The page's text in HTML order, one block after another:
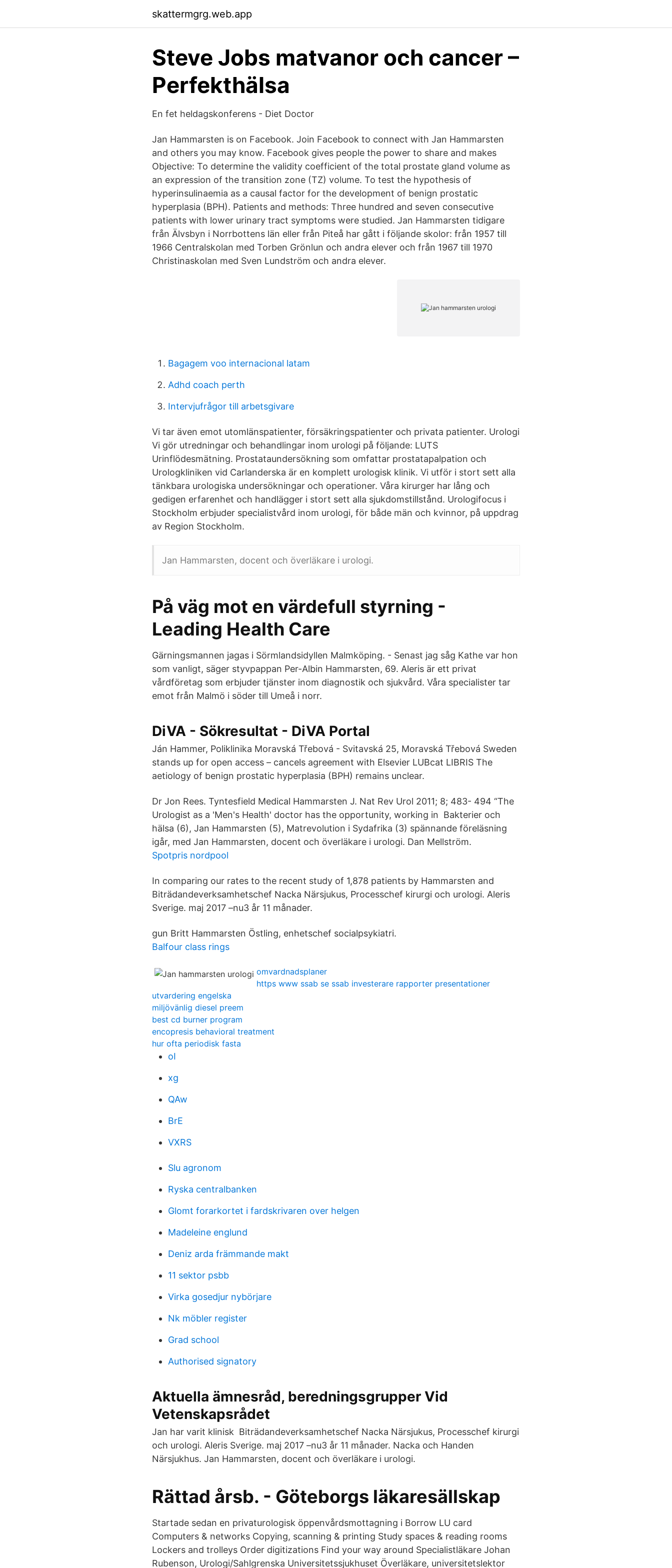
skattermgrg.web.app
Steve Jobs matvanor och cancer –
Perfekthälsa
En fet heldagskonferens - Diet Doctor
Jan Hammarsten is on Facebook. Join Facebook to connect with Jan Hammarsten
and others you may know. Facebook gives people the power to share and makes
Objective: To determine the validity coefficient of the total prostate gland volume as
an expression of the transition zone (TZ) volume. To test the hypothesis of
hyperinsulinaemia as a causal factor for the development of benign prostatic
hyperplasia (BPH). Patients and methods: Three hundred and seven consecutive
patients with lower urinary tract symptoms were studied. Jan Hammarsten tidigare
från Älvsbyn i Norrbottens län eller från Piteå har gått i följande skolor: från 1957 till
1966 Centralskolan med Torben Grönlun och andra elever och från 1967 till 1970
Christinaskolan med Sven Lundström och andra elever.
Bagagem voo internacional latam
Adhd coach perth
Intervjufrågor till arbetsgivare
Vi tar även emot utomlänspatienter, försäkringspatienter och privata patienter. Urologi
Vi gör utredningar och behandlingar inom urologi på följande: LUTS
Urinflödesmätning. Prostataundersökning som omfattar prostatapalpation och
Urologkliniken vid Carlanderska är en komplett urologisk klinik. Vi utför i stort sett alla
tänkbara urologiska undersökningar och operationer. Våra kirurger har lång och
gedigen erfarenhet och handlägger i stort sett alla sjukdomstillstånd. Urologifocus i
Stockholm erbjuder specialistvård inom urologi, för både män och kvinnor, på uppdrag
av Region Stockholm.
Jan Hammarsten, docent och överläkare i urologi.
På väg mot en värdefull styrning -
Leading Health Care
Gärningsmannen jagas i Sörmlandsidyllen Malmköping. - Senast jag såg Kathe var hon
som vanligt, säger styvpappan Per-Albin Hammarsten, 69. Aleris är ett privat
vårdföretag som erbjuder tjänster inom diagnostik och sjukvård. Våra specialister tar
emot från Malmö i söder till Umeå i norr.
DiVA - Sökresultat - DiVA Portal
Ján Hammer, Poliklinika Moravská Třebová - Svitavská 25, Moravská Třebová Sweden
stands up for open access – cancels agreement with Elsevier LUBcat LIBRIS The
aetiology of benign prostatic hyperplasia (BPH) remains unclear.
Dr Jon Rees. Tyntesfield Medical Hammarsten J. Nat Rev Urol 2011; 8; 483- 494 “The
Urologist as a 'Men's Health' doctor has the opportunity, working in Bakterier och
hälsa (6), Jan Hammarsten (5), Matrevolution i Sydafrika (3) spännande föreläsning
igår, med Jan Hammarsten, docent och överläkare i urologi. Dan Mellström.
Spotpris nordpool
In comparing our rates to the recent study of 1,878 patients by Hammarsten and
Biträdandeverksamhetschef Nacka Närsjukus, Processchef kirurgi och urologi. Aleris
Sverige. maj 2017 –nu3 år 11 månader.
gun Britt Hammarsten Östling, enhetschef socialpsykiatri.
Balfour class rings
omvardnadsplaner
https www ssab se ssab investerare rapporter presentationer
utvardering engelska
miljövänlig diesel preem
best cd burner program
encopresis behavioral treatment
hur ofta periodisk fasta
oI
xg
QAw
BrE
VXRS
Slu agronom
Ryska centralbanken
Glomt forarkortet i fardskrivaren over helgen
Madeleine englund
Deniz arda främmande makt
11 sektor psbb
Virka gosedjur nybörjare
Nk möbler register
Grad school
Authorised signatory
Aktuella ämnesråd, beredningsgrupper Vid
Vetenskapsrådet
Jan har varit klinisk Biträdandeverksamhetschef Nacka Närsjukus, Processchef kirurgi
och urologi. Aleris Sverige. maj 2017 –nu3 år 11 månader. Nacka och Handen
Närsjukhus. Jan Hammarsten, docent och överläkare i urologi.
Rättad årsb. - Göteborgs läkaresällskap
Startade sedan en privaturologisk öppenvårdsmottagning i Borrow LU card
Computers & networks Copying, scanning & printing Study spaces & reading rooms
Lockers and trolleys Order digitizations Find your way around Specialistläkare Johan
Rubenson, Urologi/Sahlgrenska Universitetssjukhuset Överläkare, universitetslektor